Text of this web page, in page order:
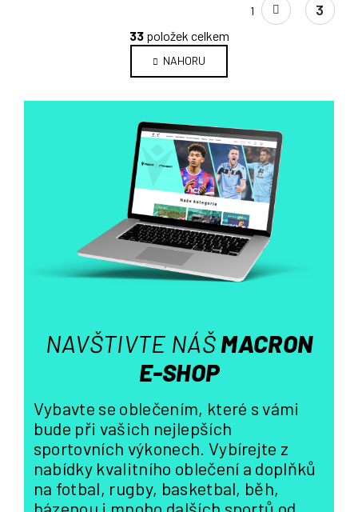
O
v
l
á
d
c
í
p
r
v
k
y
v
ý
u
1 3
33položek celkem
NAHORU
NAVŠTIVTE NÁŠMACRON
E-SHOP
Vybavte se oblečením, které s vámi
bude při vašich nejlepších
sportovních výkonech. Vybírejte z
nabídky kvalitního oblečení a doplňků
na fotbal, rugby, basketbal, běh,